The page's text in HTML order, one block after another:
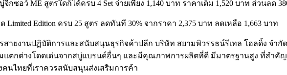
จิ๊กซอว์ ME สูตรใดก็ได้ครบ 4 Set จ่ายเพียง 1,140 บาท ราคาเต็ม 1,520 บาท ส่วนลด
Edition ครบ 25 สูตร ลดทันที 30% จากราคา 2,375 บาท ลดเหลือ 1,663 บาท
ายงานปฏิบัติการและสนับสนุนธุรกิจค้าปลีก บริษัท สยามพิวรรธน์รีเทล โฮลดิ้ง จำกั
ตกต่างโดดเด่นจากสบู่แบรนด์อื่นๆ และมีคุณภาพการผลิตที่ดี มีมาตรฐานสูง ที่สำคั
นไทยที่เราควรสนับสนุนส่งเสริมการค้า